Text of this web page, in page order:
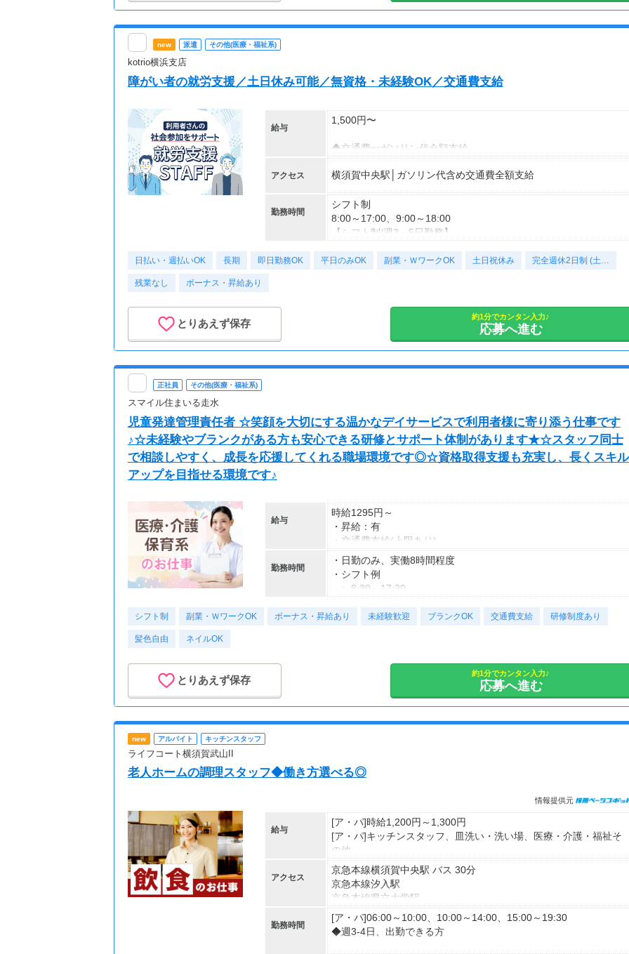
new 派遣 その他(医療・福祉系)
kotrio横浜支店
障がい者の就労支援／土日休み可能／無資格・未経験OK／交通費支給
給与
1,500円〜
◆交通費orガソリン代全額支給
◆各種社会保険完備
◆資格支援制度有
◆日払い・週払い制度（各規定有）
急な出費にあんしんの制度です。
スマホからかんたんに申請が出来ます！
アクセス 横須賀中央駅│ガソリン代含め交通費全額支給
勤務時間
シフト制
8:00～17:00、9:00～18:00
【シフト制/週3～5日勤務】
・9:00～18:00 など
・最大週4日休み（シフトにより決定）
・土日休み相談OK
日払い・週払いOK 長期 即日勤務OK 平日のみOK 副業・ＷワークOK 土日祝休み 完全週休2日制 (土…
残業なし ボーナス・昇給あり
とりあえず保存
約1分でカンタン入力♪
応募へ進む
正社員 その他(医療・福祉系)
スマイル住まいる走水
児童発達管理責任者 ☆笑顔を大切にする温かなデイサービスで利用者様に寄り添う仕事です
♪☆未経験やブランクがある方も安心できる研修とサポート体制があります★☆スタッフ同士
で相談しやすく、成長を応援してくれる職場環境です◎☆資格取得支援も充実し、長くスキル
アップを目指せる環境です♪
給与
時給1295円～
・昇給：有
・交通費支給(上限あり)
勤務時間
・日勤のみ、実働8時間程度
・シフト例
∟8:30～17:30
∟8:30～18:00
シフト制 副業・ＷワークOK ボーナス・昇給あり 未経験歓迎 ブランクOK 交通費支給 研修制度あり
髪色自由 ネイルOK
とりあえず保存
約1分でカンタン入力♪
応募へ進む
new アルバイト キッチンスタッフ
ライフコート横須賀武山II
老人ホームの調理スタッフ◆働き方選べる◎
情報提供元
給与
[ア・パ]時給1,200円～1,300円
[ア・パ]キッチンスタッフ、皿洗い・洗い場、医療・介護・福祉そ
の他
※経験・資格により変動あり
【諸手当】
■役職手当あり
■資格手当あり
アクセス
京急本線横須賀中央駅 バス 30分
京急本線汐入駅
京急本線県立大学駅
勤務時間
[ア・パ]06:00～10:00、10:00～14:00、15:00～19:30
◆週3-4日、出勤できる方